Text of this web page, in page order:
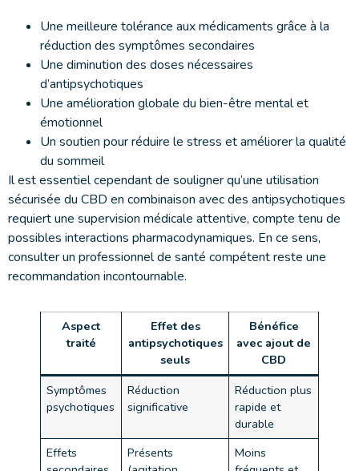
Une meilleure tolérance aux médicaments grâce à la
réduction des symptômes secondaires
Une diminution des doses nécessaires
d’antipsychotiques
Une amélioration globale du bien-être mental et
émotionnel
Un soutien pour réduire le stress et améliorer la qualité
du sommeil
Il est essentiel cependant de souligner qu’une utilisation
sécurisée du CBD en combinaison avec des antipsychotiques
requiert une supervision médicale attentive, compte tenu de
possibles interactions pharmacodynamiques. En ce sens,
consulter un professionnel de santé compétent reste une
recommandation incontournable.
Aspect
traité
Effet des
antipsychotiques
seuls
Bénéfice
avec ajout de
CBD
Symptômes
psychotiques
Réduction
significative
Réduction plus
rapide et
durable
Effets
Présents
Moins